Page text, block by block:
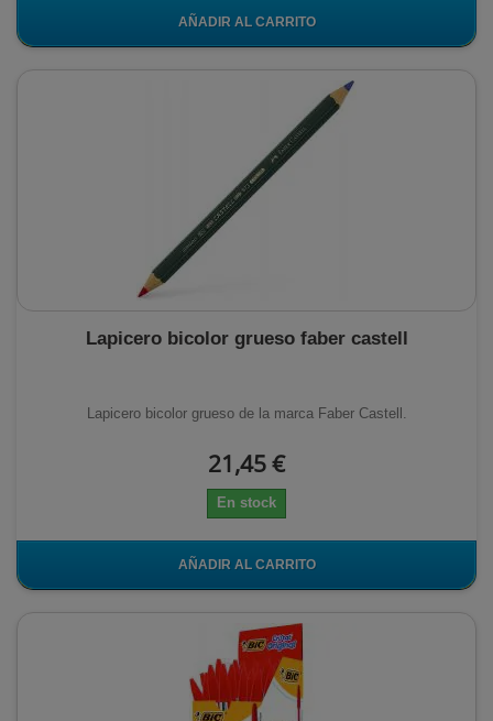
AÑADIR AL CARRITO
Lapicero bicolor grueso faber castell
Lapicero bicolor grueso de la marca Faber Castell.
21,45 €
En stock
AÑADIR AL CARRITO